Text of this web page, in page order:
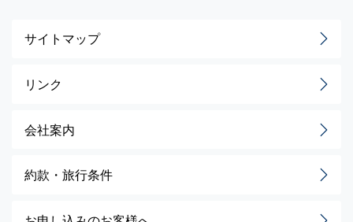
サイトマップ
リンク
会社案内
約款・旅行条件